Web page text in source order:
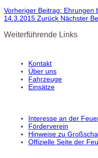
Vorheriger Beitrag: Ehrungen
14.3.2015 Zurück Nächster
Weiterführende Links
Kontakt
Über uns
Fahrzeuge
Einsätze
Interesse an der
Förderverein
Hinweise zu
Offizielle Seite der